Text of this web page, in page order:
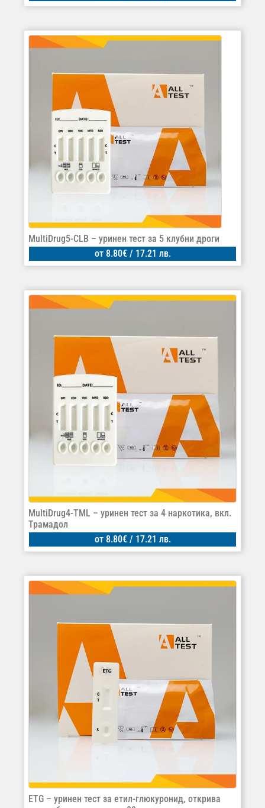
MultiDrug5-CLB – уринен тест за 5 клубни дроги
от 8.80€/ 17.21 лв.
MultiDrug4-TML – уринен тест за 4 наркотика, вкл.
Трамадол
от 8.80€/ 17.21 лв.
EТG – уринен тест за етил-глюкуронид, открива